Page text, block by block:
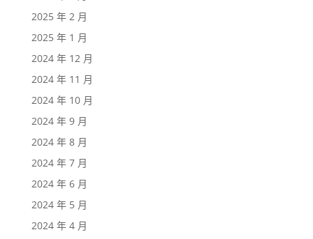
2025 年 2 月
2025 年 1 月
2024 年 12 月
2024 年 11 月
2024 年 10 月
2024 年 9 月
2024 年 8 月
2024 年 7 月
2024 年 6 月
2024 年 5 月
2024 年 4 月